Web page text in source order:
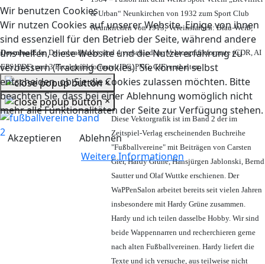
Wir benutzen Cookies
Wir nutzen Cookies auf unserer Website. Einige von ihnen
sind essenziell für den Betrieb der Seite, während andere
uns helfen, diese Website und die Nutzererfahrung zu
verbessern (Tracking Cookies). Sie können selbst
entscheiden, ob Sie die Cookies zulassen möchten. Bitte
beachten Sie, dass bei einer Ablehnung womöglich nicht
mehr alle Funktionalitäten der Seite zur Verfügung stehen.
Akzeptieren
Ablehnen
Weitere Informationen
& Urban“ Neunkirchen von 1932 zum Sport Club
Neunkirchen von 1913; Vereinsfarben: Blau-Weiß;
Download:Im Downloadpaket sind 4 verschiedene Vektorgrafikformate (CDR, AI
EPS, PDF) und 3 Pixelgrafikformate (JPG, PNG, GIF) enthalten.
×
×
Diese Vektorgrafik ist im Band 2 der im
Zeitspiel-Verlag erscheinenden Buchreihe
"Fußballvereine" mit Beiträgen von Carsten
Gier, Hardy Grüne, Hansjürgen Jablonski, Bernd
Sautter und Olaf Wuttke erschienen. Der
WaPPenSalon arbeitet bereits seit vielen Jahren
insbesondere mit Hardy Grüne zusammen.
Hardy und ich teilen dasselbe Hobby. Wir sind
beide Wappennarren und recherchieren gerne
nach alten Fußballvereinen. Hardy liefert die
Texte und ich versuche, aus teilweise nicht